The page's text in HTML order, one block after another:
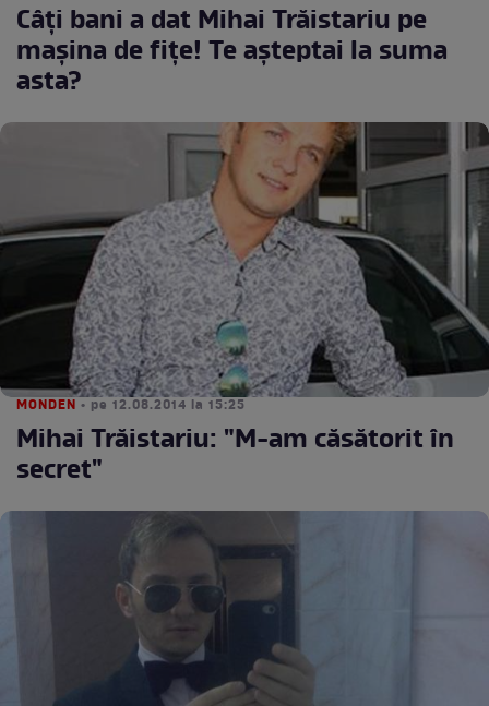
Câţi bani a dat Mihai Trăistariu pe
maşina de fiţe! Te aşteptai la suma
asta?
MONDEN • pe 12.08.2014 la 15:25
Mihai Trăistariu: "M-am căsătorit în
secret"